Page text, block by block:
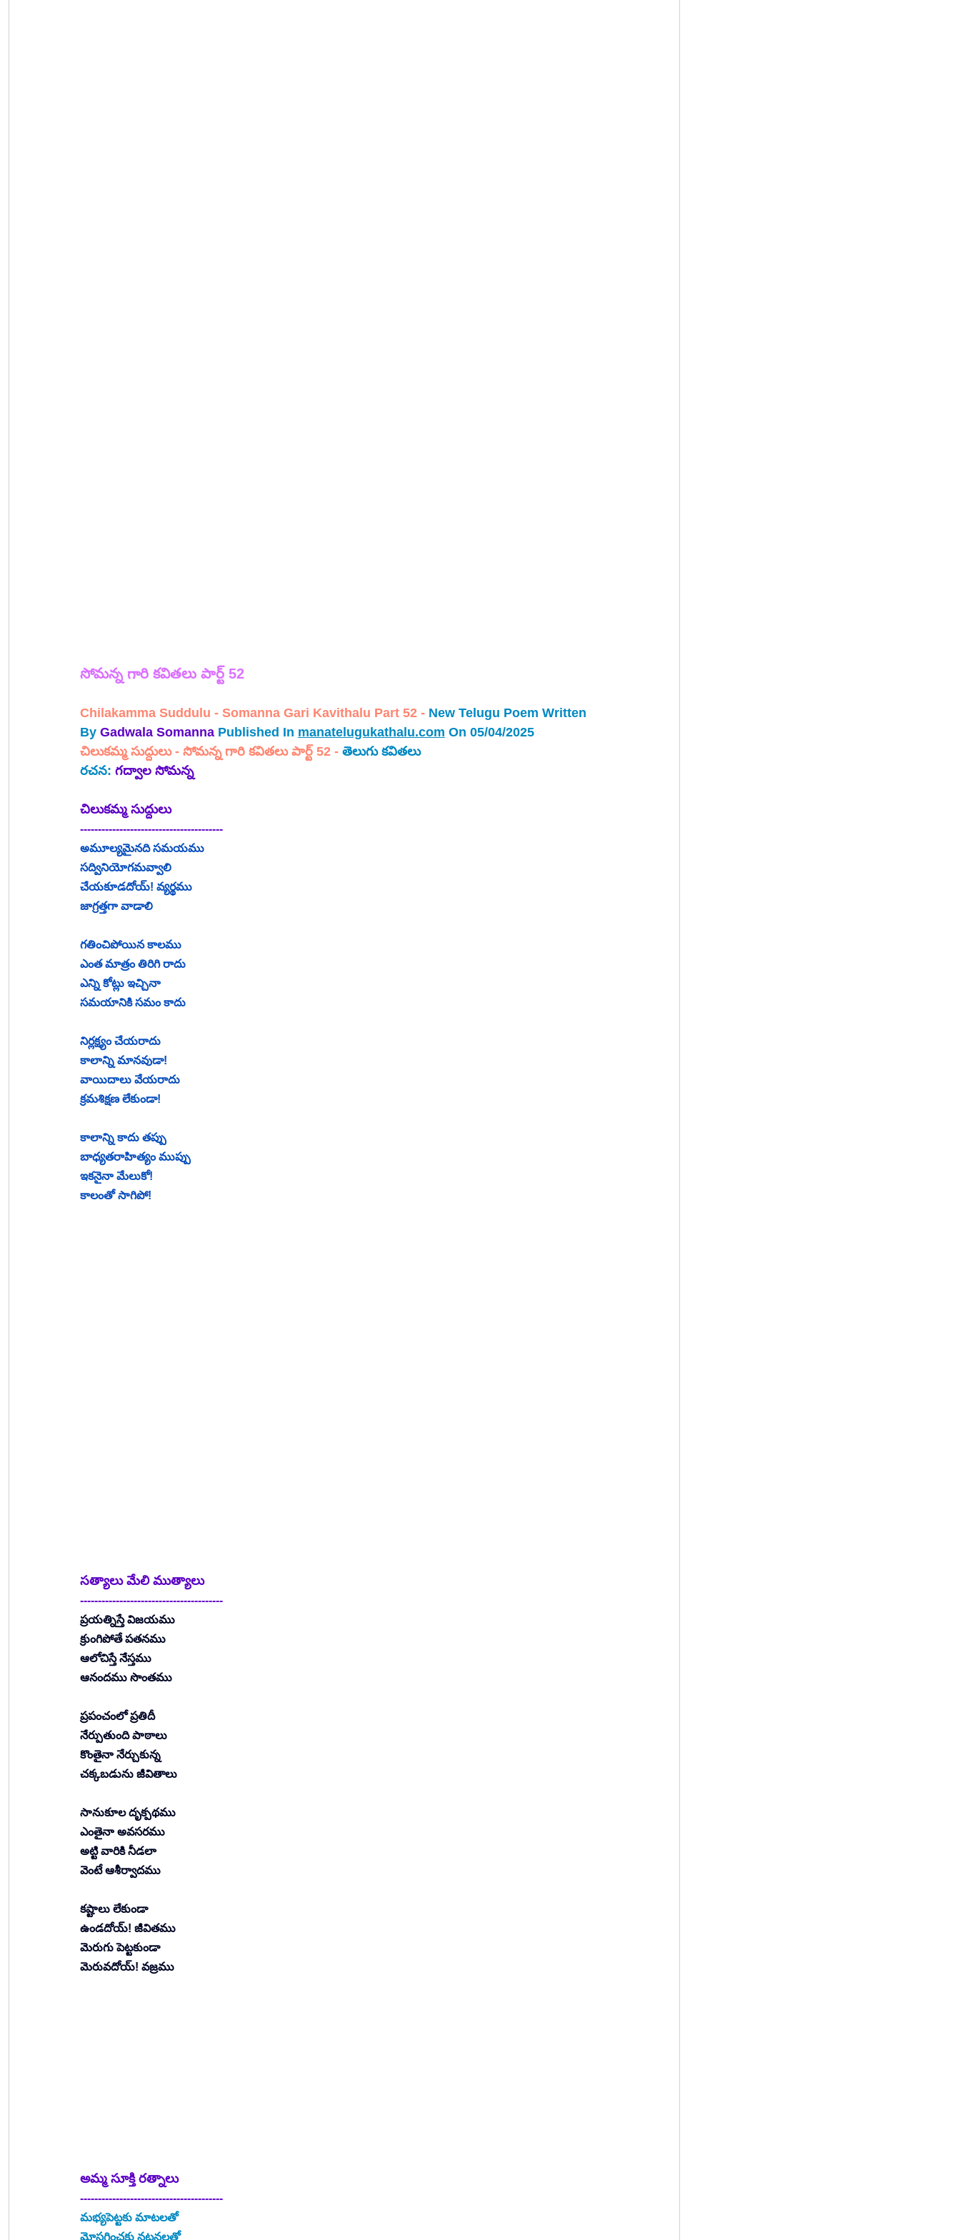
సోమన్న గారి కవితలు పార్ట్ 52
Chilakamma Suddulu - Somanna Gari Kavithalu Part 52 - New Telugu Poem Written
By Gadwala Somanna Published In manatelugukathalu.com On 05/04/2025
చిలుకమ్మ సుద్దులు - సోమన్న గారి కవితలు పార్ట్ 52 - తెలుగు కవితలు
రచన: గద్వాల సోమన్న
చిలుకమ్మ సుద్దులు
----------------------------------------
అమూల్యమైనది సమయము
సద్వినియోగమవ్వాలి
చేయకూడదోయ్! వ్యర్థము
జాగ్రత్తగా వాడాలి
గతించిపోయిన కాలము
ఎంత మాత్రం తిరిగి రాదు
ఎన్ని కోట్లు ఇచ్చినా
సమయానికి సమం కాదు
నిర్లక్ష్యం చేయరాదు
కాలాన్ని మానవుడా!
వాయిదాలు వేయరాదు
క్రమశిక్షణ లేకుండా!
కాలాన్ని కాదు తప్పు
బాధ్యతరాహిత్యం ముప్పు
ఇకనైనా మేలుకో!
కాలంతో సాగిపో!
సత్యాలు మేలి ముత్యాలు
----------------------------------------
ప్రయత్నిస్తే విజయము
క్రుంగిపోతే పతనము
ఆలోచిస్తే నేస్తము
ఆనందము సొంతము
ప్రపంచంలో ప్రతిదీ
నేర్పుతుంది పాఠాలు
కొంతైనా నేర్చుకున్న
చక్కబడును జీవితాలు
సానుకూల దృక్పథము
ఎంతైనా అవసరము
అట్టి వారికి నీడలా
వెంటే ఆశీర్వాదము
కష్టాలు లేకుండా
ఉండదోయ్! జీవితము
మెరుగు పెట్టకుండా
మెరువదోయ్! వజ్రము
అమ్మ సూక్తి రత్నాలు
----------------------------------------
మభ్యపెట్టకు మాటలతో
మోసగించకు నటనలతో